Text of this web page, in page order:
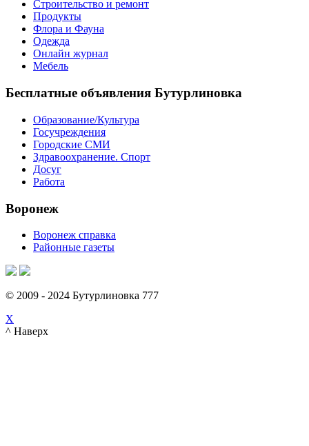
Строительство и ремонт
Продукты
Флора и Фауна
Одежда
Онлайн журнал
Мебель
Бесплатные объявления Бутурлиновка
Образование/Культура
Госучреждения
Городские СМИ
Здравоохранение. Спорт
Досуг
Работа
Воронеж
Воронеж справка
Районные газеты
© 2009 - 2024 Бутурлиновка 777
X
^ Наверх